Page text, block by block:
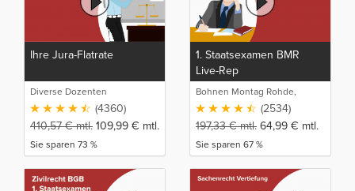
Ihre Jura-Flatrate
Diverse Dozenten
(4360)
410,57€mtl. 109,99 € mtl.
Sie sparen 73 %
1. Staatsexamen BMR
Live-Rep
Bohnen Montag Rohde,
Juristische Intensivlehrgänge
(2534)
197,33€mtl. 64,99 € mtl.
Sie sparen 67 %